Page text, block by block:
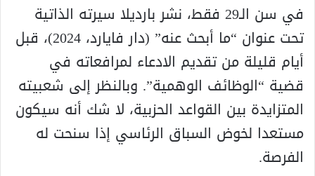
في سن الـ29 فقط، نشر بارديلا سيرته الذاتية
تحت عنوان “ما أبحث عنه” (دار فايارد، 2024)، قبل
أيام قليلة من تقديم الادعاء لمرافعاته في
قضية “الوظائف الوهمية”. وبالنظر إلى شعبيته
المتزايدة بين القواعد الحزبية، لا شك أنه سيكون
مستعدا لخوض السباق الرئاسي إذا سنحت له
الفرصة.